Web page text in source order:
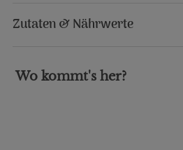
Zutaten & Nährwerte
Wo kommt's her?